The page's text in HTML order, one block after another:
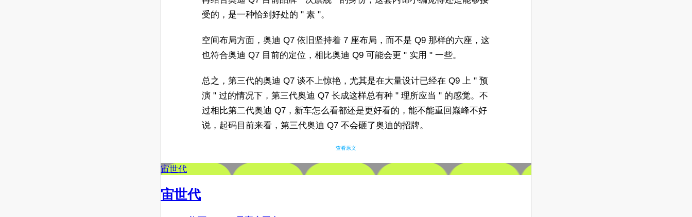
受的，是一种恰到好处的 " 素 "。
空间布局方面，奥迪 Q7 依旧坚持着 7 座布局，而不是 Q9 那样的六座，这
也符合奥迪 Q7 目前的定位，相比奥迪 Q9 可能会更 " 实用 " 一些。
总之，第三代的奥迪 Q7 谈不上惊艳，尤其是在大量设计已经在 Q9 上 " 预
演 " 过的情况下，第三代奥迪 Q7 长成这样总有种 " 理所应当 " 的感觉。不
过相比第二代奥迪 Q7，新车怎么看都还是更好看的，能不能重回巅峰不好
说，起码目前来看，第三代奥迪 Q7 不会砸了奥迪的招牌。
查看原文
宙世代
宙世代